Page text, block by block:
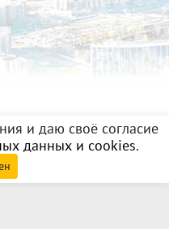
и даю своё согласие
данных и cookies.